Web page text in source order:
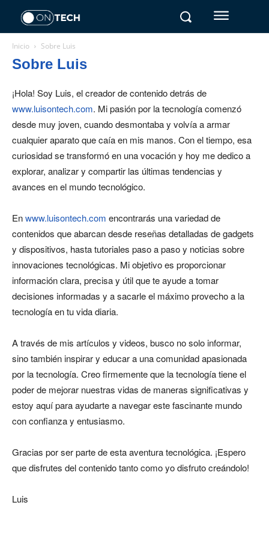
Inicio Sobre Luis
Sobre Luis
¡Hola! Soy Luis, el creador de contenido detrás de
www.luisontech.com. Mi pasión por la tecnología comenzó
desde muy joven, cuando desmontaba y volvía a armar
cualquier aparato que caía en mis manos. Con el tiempo, esa
curiosidad se transformó en una vocación y hoy me dedico a
explorar, analizar y compartir las últimas tendencias y
avances en el mundo tecnológico.
Enwww.luisontech.com encontrarás una variedad de
contenidos que abarcan desde reseñas detalladas de gadgets
y dispositivos, hasta tutoriales paso a paso y noticias sobre
innovaciones tecnológicas. Mi objetivo es proporcionar
información clara, precisa y útil que te ayude a tomar
decisiones informadas y a sacarle el máximo provecho a la
tecnología en tu vida diaria.
A través de mis artículos y videos, busco no solo informar,
sino también inspirar y educar a una comunidad apasionada
por la tecnología. Creo firmemente que la tecnología tiene el
poder de mejorar nuestras vidas de maneras significativas y
estoy aquí para ayudarte a navegar este fascinante mundo
con confianza y entusiasmo.
Gracias por ser parte de esta aventura tecnológica. ¡Espero
que disfrutes del contenido tanto como yo disfruto creándolo!
Luis